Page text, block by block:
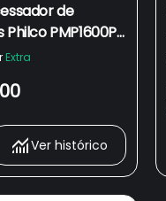
de
PMP1600P
2 Velocidades +
Extra
Ver histórico